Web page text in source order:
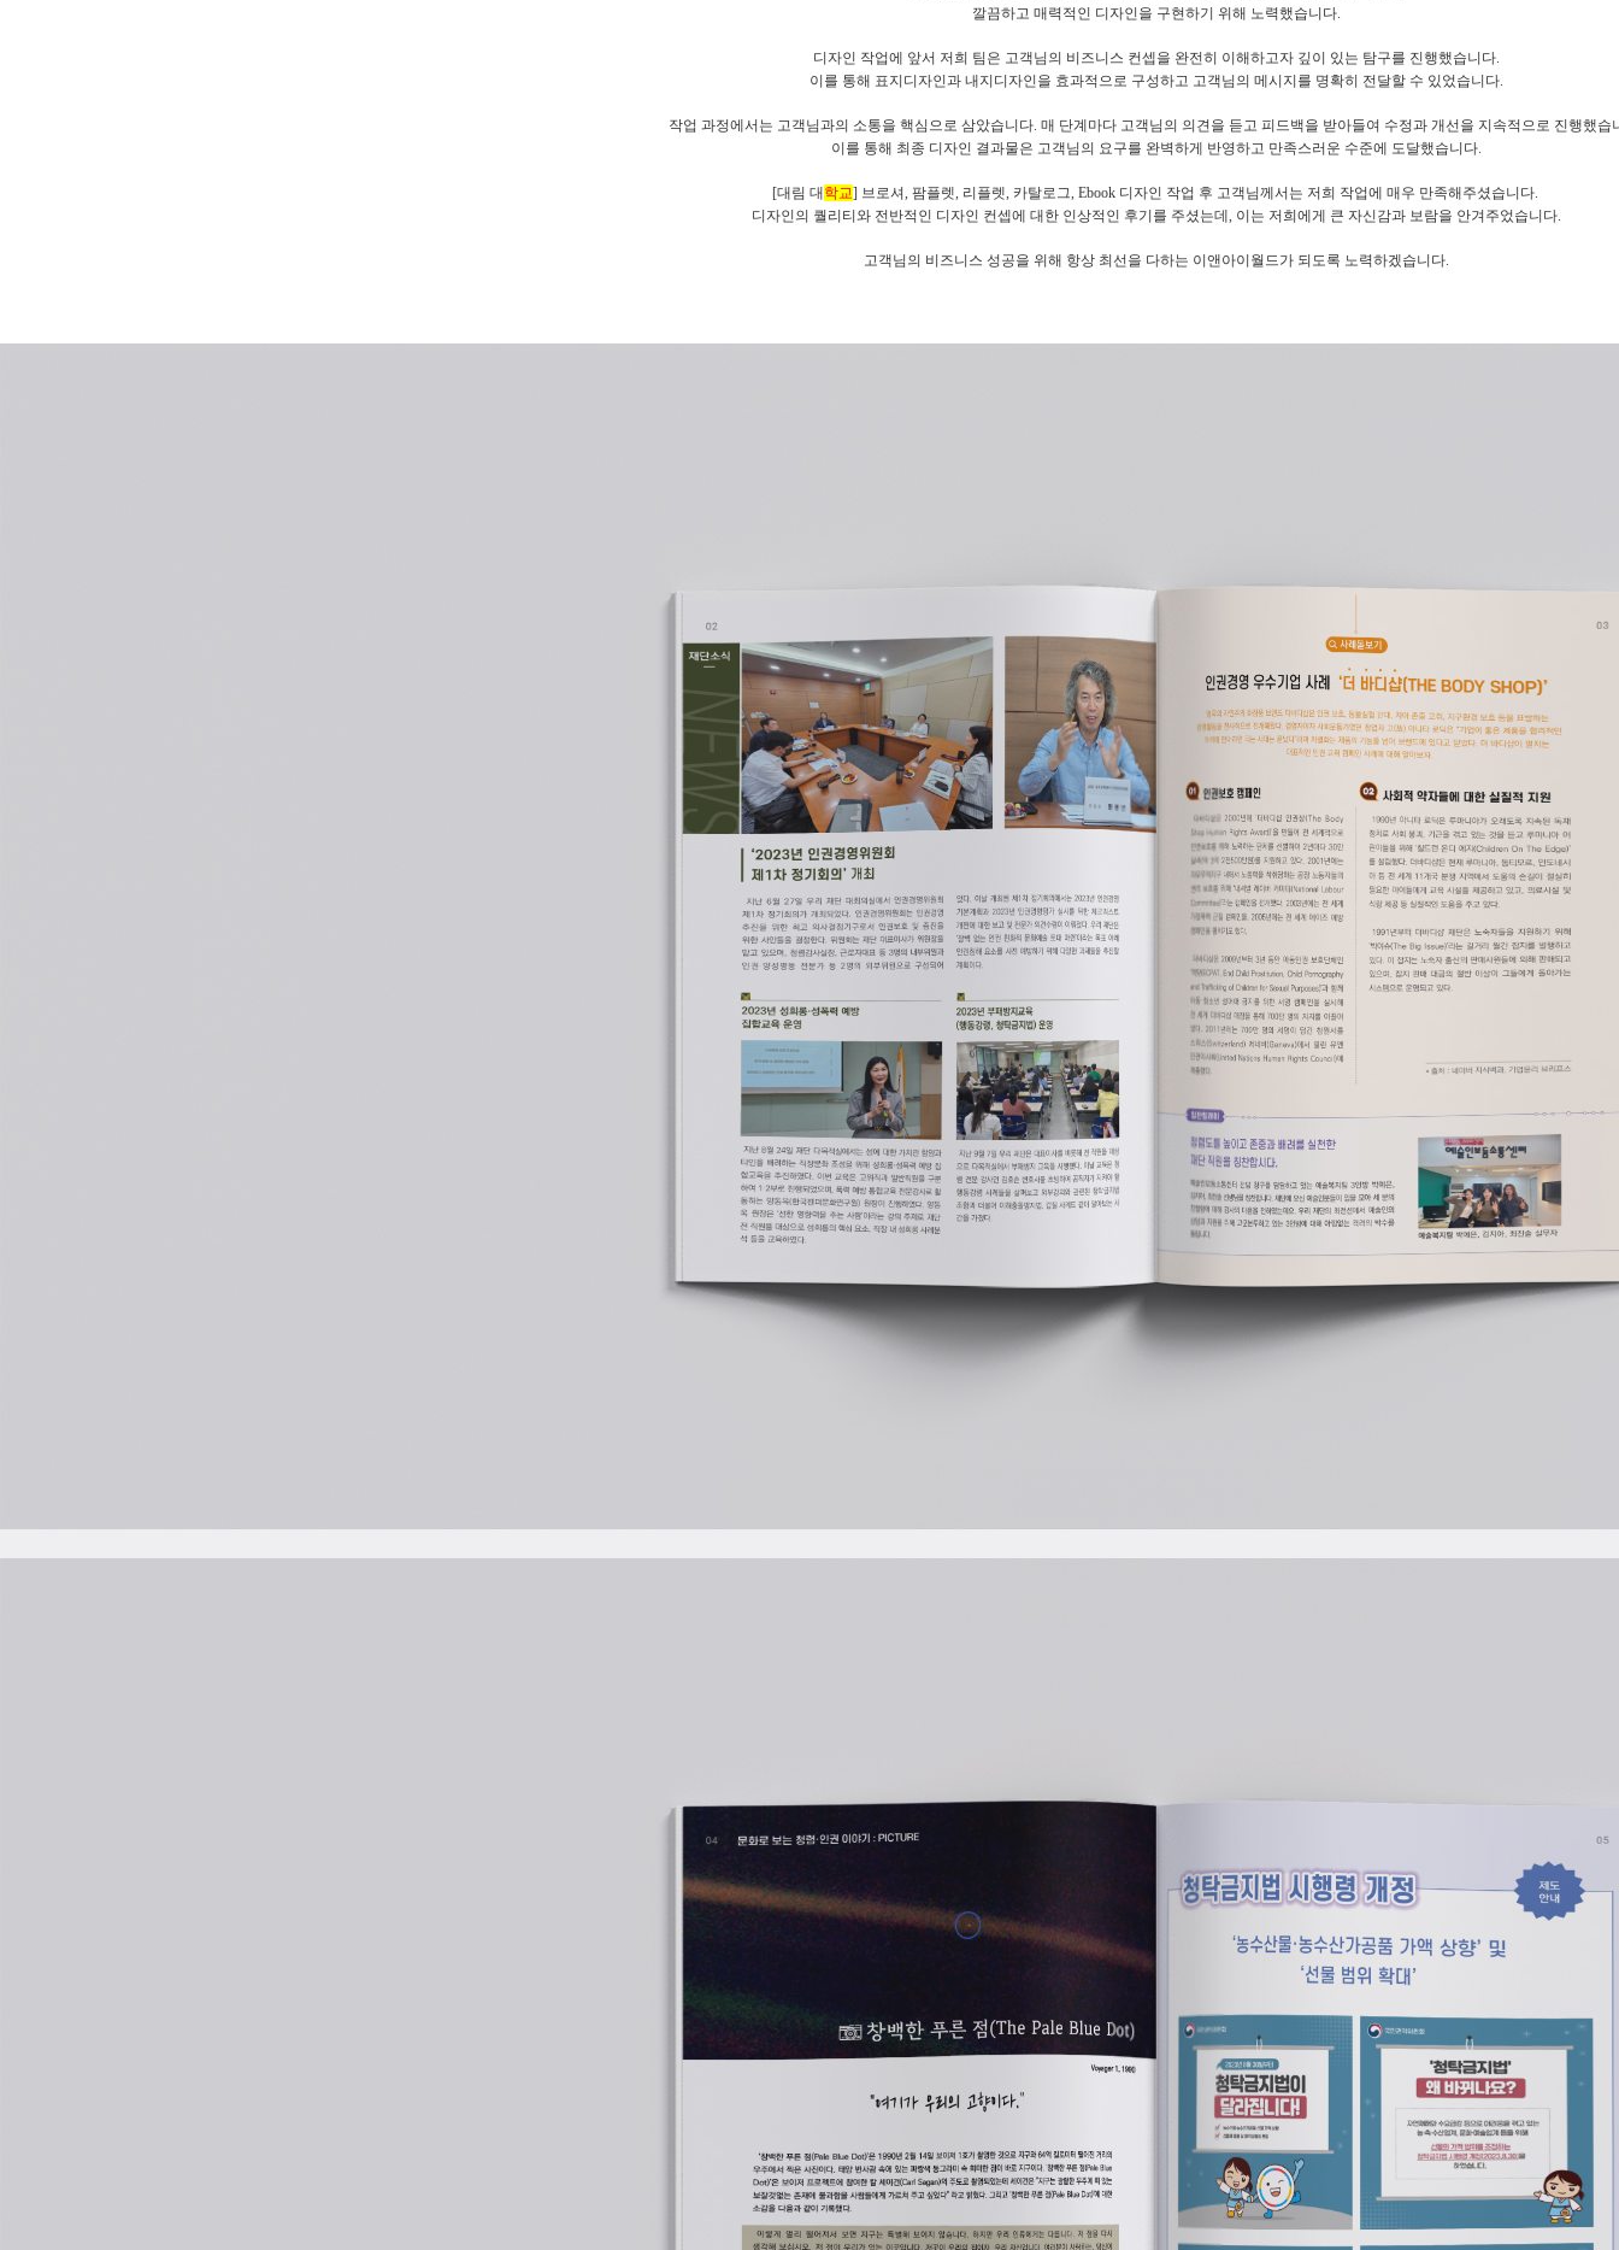
깔끔하고 매력적인 디자인을 구현하기 위해 노력했습니다.
디자인 작업에 앞서 저희 팀은 고객님의 비즈니스 컨셉을 완전히 이해하고자 깊이 있는 탐구를 진행했습니다.
이를 통해 표지디자인과 내지디자인을 효과적으로 구성하고 고객님의 메시지를 명확히 전달할 수 있었습니다.
작업 과정에서는 고객님과의 소통을 핵심으로 삼았습니다. 매 단계마다 고객님의 의견을 듣고 피드백을 받아들여 수정과 개선을 지속적으로 진행했습
이를 통해 최종 디자인 결과물은 고객님의 요구를 완벽하게 반영하고 만족스러운 수준에 도달했습니다.
[대림 대 학교] 브로셔, 팜플렛, 리플렛, 카탈로그, Ebook 디자인 작업 후 고객님께서는 저희 작업에 매우 만족해주셨습니다.
디자인의 퀄리티와 전반적인 디자인 컨셉에 대한 인상적인 후기를 주셨는데, 이는 저희에게 큰 자신감과 보람을 안겨주었습니다.
고객님의 비즈니스 성공을 위해 항상 최선을 다하는 이앤아이월드가 되도록 노력하겠습니다.